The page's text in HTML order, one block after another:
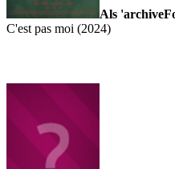
Als
C'est pas moi (2024)